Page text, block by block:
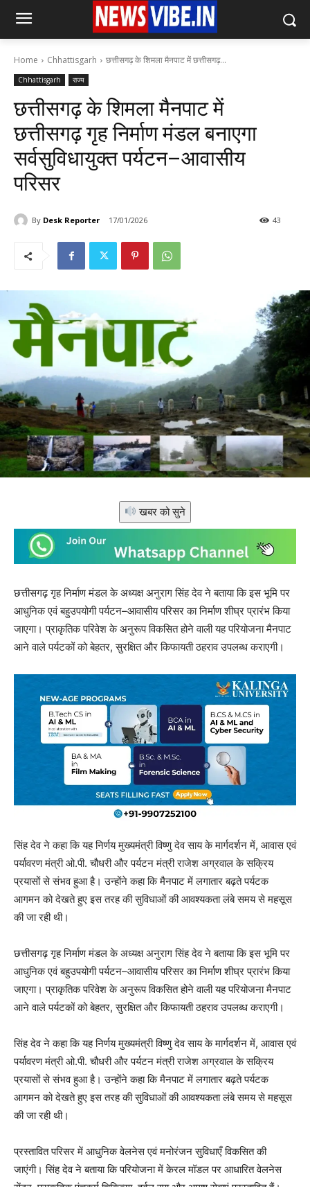
Home Chhattisgarh छत्तीसगढ़ के शिमला मैनपाट में छत्तीसगढ़...
Chhattisgarh राज्य
छत्तीसगढ़ के शिमला मैनपाट में
छत्तीसगढ़ गृह निर्माण मंडल बनाएगा
सर्वसुविधायुक्त पर्यटन–आवासीय
परिसर
By Desk Reporter 17/01/2026 43
खबर को सुने
छत्तीसगढ़ गृह निर्माण मंडल के अध्यक्ष अनुराग सिंह देव ने बताया कि इस भूमि पर
आधुनिक एवं बहुउपयोगी पर्यटन–आवासीय परिसर का निर्माण शीघ्र प्रारंभ किया
जाएगा। प्राकृतिक परिवेश के अनुरूप विकसित होने वाली यह परियोजना मैनपाट
आने वाले पर्यटकों को बेहतर, सुरक्षित और किफायती ठहराव उपलब्ध कराएगी।
सिंह देव ने कहा कि यह निर्णय मुख्यमंत्री विष्णु देव साय के मार्गदर्शन में, आवास एवं
पर्यावरण मंत्री ओ.पी. चौधरी और पर्यटन मंत्री राजेश अग्रवाल के सक्रिय
प्रयासों से संभव हुआ है। उन्होंने कहा कि मैनपाट में लगातार बढ़ते पर्यटक
आगमन को देखते हुए इस तरह की सुविधाओं की आवश्यकता लंबे समय से महसूस
की जा रही थी।
छत्तीसगढ़ गृह निर्माण मंडल के अध्यक्ष अनुराग सिंह देव ने बताया कि इस भूमि पर
आधुनिक एवं बहुउपयोगी पर्यटन–आवासीय परिसर का निर्माण शीघ्र प्रारंभ किया
जाएगा। प्राकृतिक परिवेश के अनुरूप विकसित होने वाली यह परियोजना मैनपाट
आने वाले पर्यटकों को बेहतर, सुरक्षित और किफायती ठहराव उपलब्ध कराएगी।
सिंह देव ने कहा कि यह निर्णय मुख्यमंत्री विष्णु देव साय के मार्गदर्शन में, आवास एवं
पर्यावरण मंत्री ओ.पी. चौधरी और पर्यटन मंत्री राजेश अग्रवाल के सक्रिय
प्रयासों से संभव हुआ है। उन्होंने कहा कि मैनपाट में लगातार बढ़ते पर्यटक
आगमन को देखते हुए इस तरह की सुविधाओं की आवश्यकता लंबे समय से महसूस
की जा रही थी।
प्रस्तावित परिसर में आधुनिक वेलनेस एवं मनोरंजन सुविधाएँ विकसित की
जाएंगी। सिंह देव ने बताया कि परियोजना में केरल मॉडल पर आधारित वेलनेस